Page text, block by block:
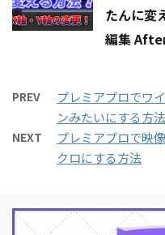
たんに変
編集
PREV
プレミアプロでワ
ンみたいにする方法
NEXT
プレミアプロで映
クロにする方法